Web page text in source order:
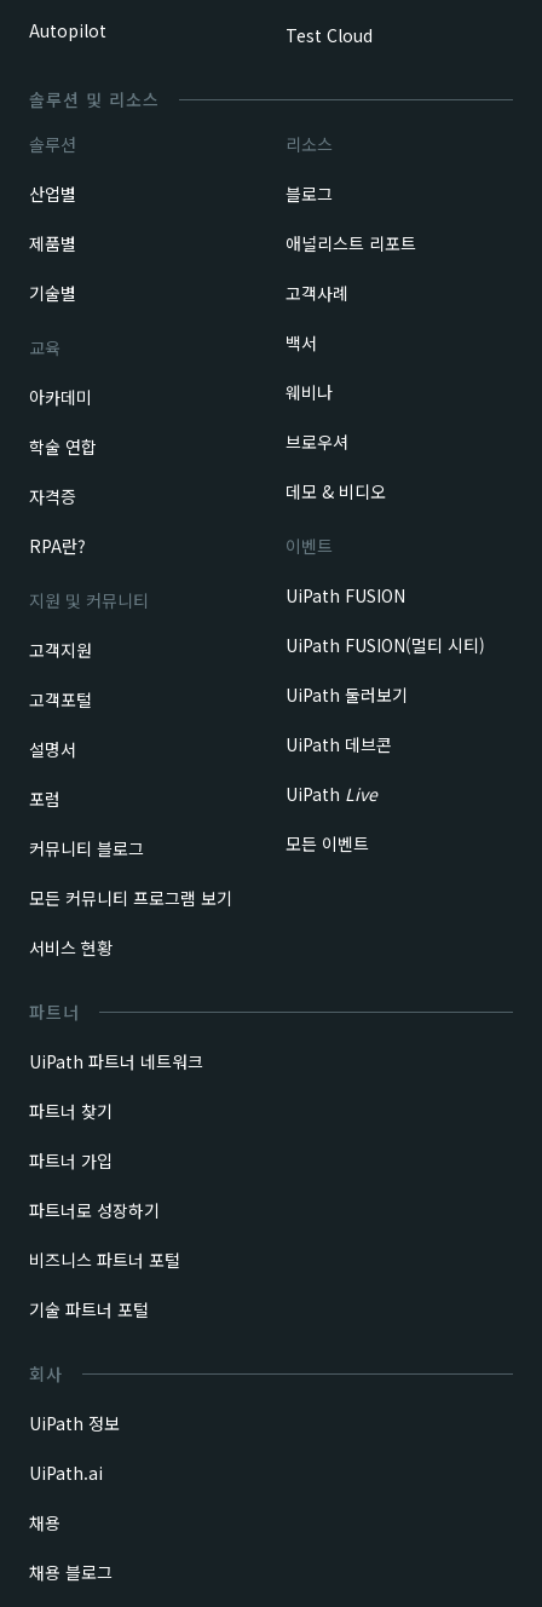
Autopilot Test Cloud
솔루션 및 리소스
솔루션
산업별
제품별
기술별
교육
아카데미
학술 연합
자격증
RPA란?
지원 및 커뮤니티
고객지원
고객포털
설명서
포럼
커뮤니티 블로그
모든 커뮤니티 프로그램 보기
서비스 현황
리소스
블로그
애널리스트 리포트
고객사례
백서
웨비나
브로우셔
데모 & 비디오
이벤트
UiPath FUSION
UiPath FUSION(멀티 시티)
UiPath 둘러보기
UiPath 데브콘
UiPath Live
모든 이벤트
파트너
UiPath 파트너 네트워크
파트너 찾기
파트너 가입
파트너로 성장하기
비즈니스 파트너 포털
기술 파트너 포털
회사
UiPath 정보
UiPath.ai
채용
채용 블로그